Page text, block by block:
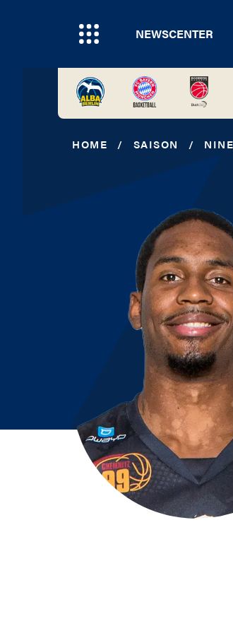
NEWSCENTER
HOME / SAISON /